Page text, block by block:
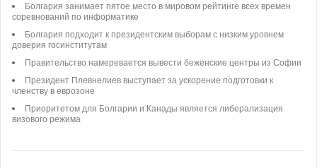
Болгария занимает пятое место в мировом рейтинге всех времен
соревнований по информатике
Болгария подходит к президентским выборам с низким уровнем
доверия госинститутам
Правительство намеревается вывести беженские центры из Софии
Президент Плевнелиев выступает за ускорение подготовки к
членству в еврозоне
Приоритетом для Болгарии и Канады является либерализация
визового режима